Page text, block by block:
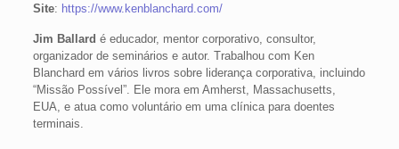
Site: https://www.kenblanchard.com/
Jim Ballard é educador, mentor corporativo, consultor,
organizador de seminários e autor. Trabalhou com Ken
Blanchard em vários livros sobre liderança corporativa, incluindo
“Missão Possível”. Ele mora em Amherst, Massachusetts,
EUA, e atua como voluntário em uma clínica para doentes
terminais.